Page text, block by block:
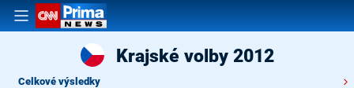
Krajské volby 2012
Celkové výsledky